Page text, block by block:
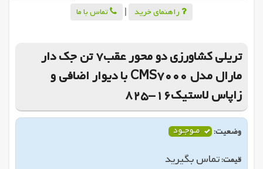
راهنمای خرید | تماس با ما
تریلی کشاورزی دو محور عقب7 تن جک دار
مارال مدل CMS7000 با دیوار اضافی و
زاپاس لاستیک16-825
وضعیت:
قیمت:تماس بگیرید